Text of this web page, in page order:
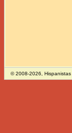
© 2008-2026, Hispanistas